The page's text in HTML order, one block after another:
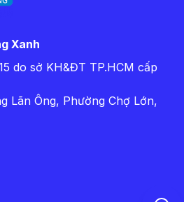
Xanh
do sở KH&ĐT TP.HCM cấp
Lãn Ông, Phường Chợ Lớn,